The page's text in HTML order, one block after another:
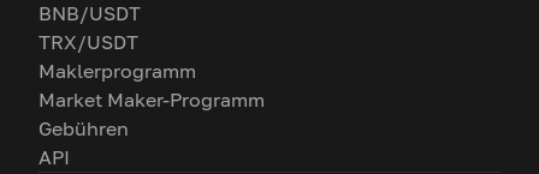
BNB/USDT
TRX/USDT
Maklerprogramm
Market Maker-Programm
Gebühren
API